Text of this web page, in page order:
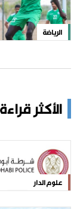
الرياضة
الأكثر قراءة
علوم الدار